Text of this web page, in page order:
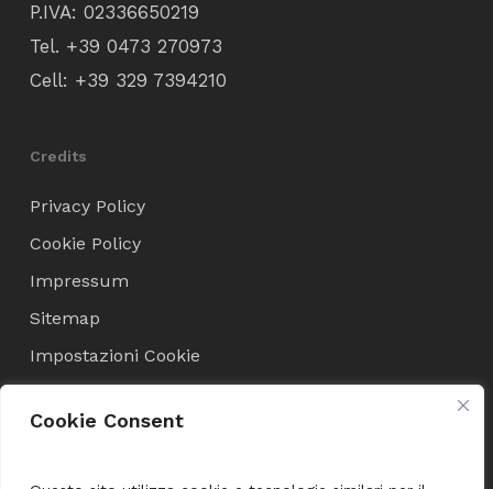
Cookie Consent
P.IVA: 02336650219
Tel. +39 0473 270973
Cell: +39 329 7394210
Credits
Privacy Policy
Cookie Policy
Impressum
Sitemap
Impostazioni Cookie
Condizioni di Vendita
Termini e Condizioni